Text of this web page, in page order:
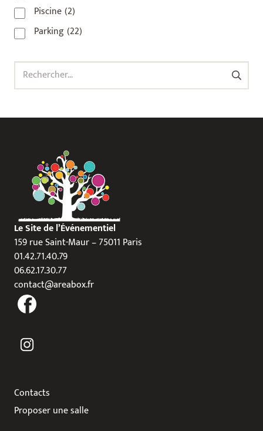
Piscine(2)
Parking(22)
Rechercher :
Le Site de l’Événementiel
159 rue Saint-Maur – 75011 Paris
01.42.71.40.79
06.62.17.30.77
contact@areabox.fr
Contacts
Proposer une salle